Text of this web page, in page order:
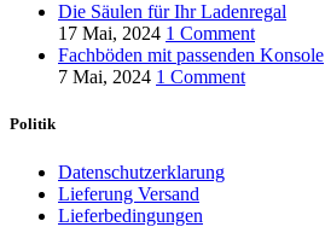
Die Säulen für Ihr Ladenregal
17 Mai, 2024 1 Comment
Fachböden mit passenden Konsole
7 Mai, 2024 1 Comment
Politik
Datenschutzerklarung
Lieferung Versand
Lieferbedingungen